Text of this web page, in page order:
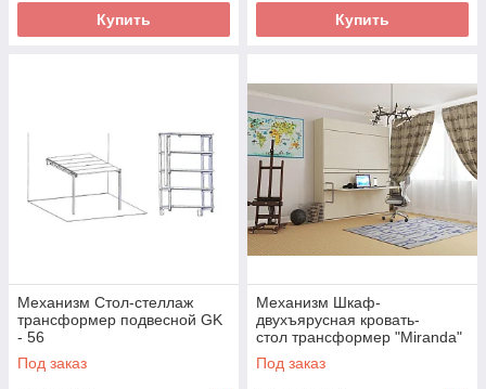
Купить Купить
Механизм Стол-стеллаж
трансформер подвесной GK
- 56
Под заказ
Механизм Шкаф-
двухъярусная кровать-
стол трансформер "Miranda"
Под заказ